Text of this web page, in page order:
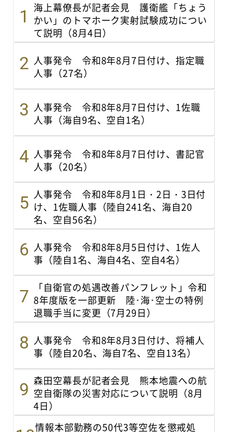
海上幕僚長が記者会見 護衛艦「ちょう
かい」のトマホーク実射試験成功につい
て説明（8月4日）
人事発令 令和8年8月7日付け、指定職
人事（27名）
人事発令 令和8年8月7日付け、1佐職
人事（海自9名、空自1名）
人事発令 令和8年8月7日付け、書記官
人事（20名）
人事発令 令和8年8月1日・2日・3日付
け、1佐職人事（陸自241名、海自20
名、空自56名）
人事発令 令和8年8月5日付け、1佐人
事（陸自1名、海自4名、空自4名）
「自衛官の処遇改善パンフレット」令和
8年度版を一部更新 陸･海･空士の特例
退職手当に変更（7月29日）
人事発令 令和8年8月3日付け、将補人
事（陸自20名、海自7名、空自13名）
森田空幕長が記者会見 熊本地震への航
空自衛隊の災害対応について説明（8月
4日）
情報本部勤務の50代3等空佐を懲戒処